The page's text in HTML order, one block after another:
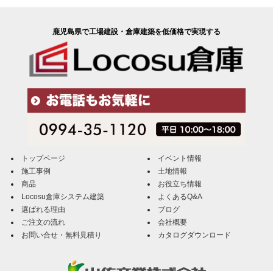
鹿児島県で工場建設・倉庫建築を低価格で実現する
トップページ
施工事例
商品
Locosu倉庫システム建築
選ばれる理由
ご注文の流れ
お問い合せ・無料見積り
イベント情報
土地情報
お役立ち情報
よくあるQ&A
ブログ
会社概要
カタログダウンロード